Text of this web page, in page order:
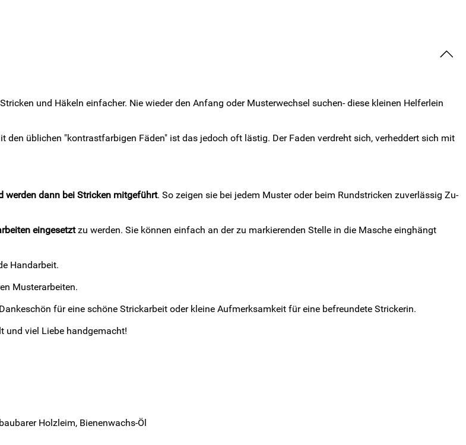
und Häkeln einfacher. Nie wieder den Anfang oder Musterwechsel suchen- diese kleinen Helferlein
üblichen "kontrastfarbigen Fäden" ist das jedoch oft lästig. Der Faden verdreht sich, verheddert sich mit
werden dann bei Stricken mitgeführt. So zeigen sie bei jedem Muster oder beim Rundstricken zuverlässig Zu-
eingesetztzu werden. Sie können einfach an der zu markierenden Stelle in die Masche einghängt
Handarbeit.
Musterarbeiten.
für eine schöne Strickarbeit oder kleine Aufmerksamkeit für eine befreundete Strickerin.
und viel Liebe handgemacht!
Holzleim, Bienenwachs-Öl